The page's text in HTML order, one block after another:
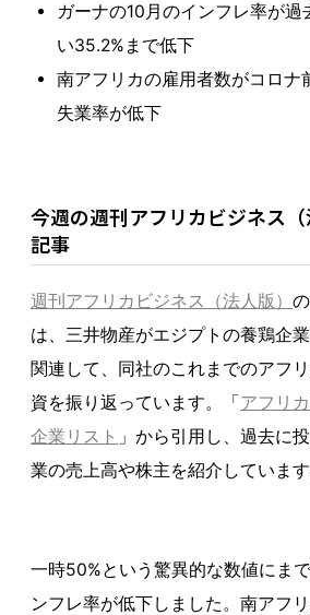
ガーナの10月のインフレ率が過
い35.2%まで低下
南アフリカの雇用者数がコロナ
失業率が低下
今週の週刊アフリカビジネス
記事
週刊アフリカビジネス（法人版）
は、三井物産がエジプトの養鶏企
関連して、同社のこれまでのアフ
資を振り返っています。「アフリ
企業リスト 」から引用し、過去に
業の売上高や株主を紹介しています
一時50%という驚異的な数値にま
ンフレ率が低下しました。南アフ